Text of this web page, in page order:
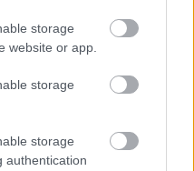
storage
website or app.
storage
storage
authentication
jött először
meg is őriztük. Tehát
Budapestre - akár
Belfastból,